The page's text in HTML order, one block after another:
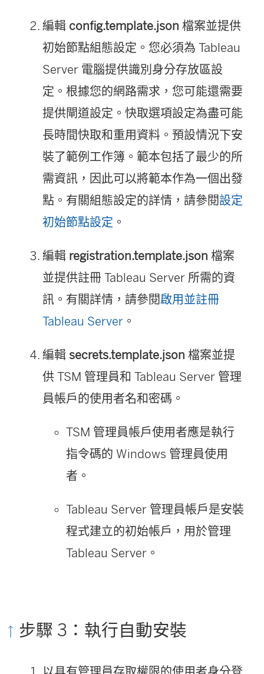
編輯 config.template.json 檔案並提供
初始節點組態設定。您必須為 Tableau
Server 電腦提供識別身分存放區設
定。根據您的網路需求，您可能還需要
提供閘道設定。快取選項設定為盡可能
長時間快取和重用資料。預設情況下安
裝了範例工作簿。範本包括了最少的所
需資訊，因此可以將範本作為一個出發
點。有關組態設定的詳情，請參閱設定
初始節點設定 。
編輯 registration.template.json 檔案
並提供註冊 Tableau Server 所需的資
訊。有關詳情，請參閱啟用並註冊
Tableau Server 。
編輯 secrets.template.json 檔案並提
供 TSM 管理員和 Tableau Server 管理
員帳戶的使用者名和密碼。
TSM 管理員帳戶使用者應是執行
指令碼的 Windows 管理員使用
者。
Tableau Server 管理員帳戶是安裝
程式建立的初始帳戶，用於管理
Tableau Server 。
步驟 3：執行自動安裝